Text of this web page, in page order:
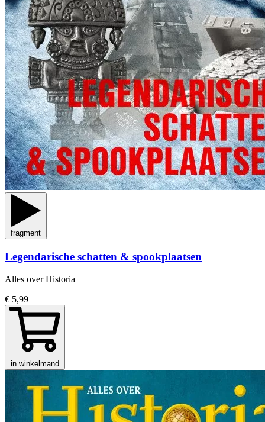
fragment
Legendarische schatten & spookplaatsen
Alles over Historia
€ 5,99
in winkelmand